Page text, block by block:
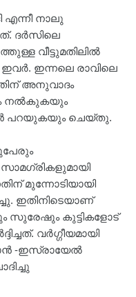
എന്നീ നാലു
ദർസിലെ
വീട്ടുമതിലിൽ
ഇന്നലെ രാവിലെ
അനുവാദം
നൽകുകയും
പറയുകയും ചെയ്തു.
മുന്നോടിയായി
ഇതിനിടെയാണ്
സുരേഷും കുട്ടികളോട്
വർഗ്ഗീയമായി
-ഇസ്രായേൽ